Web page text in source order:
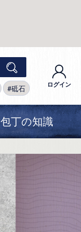
砥石 ログイン
包丁の知識